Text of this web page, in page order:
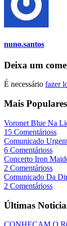
nuno.santos
Deixa um
É necessário fazer
Mais Populares
Voronet Blue Na
15 Comentárioss
Comunicado
6 Comentárioss
Concerto Iron
2 Comentárioss
Comunicado Da
2 Comentárioss
Últimas